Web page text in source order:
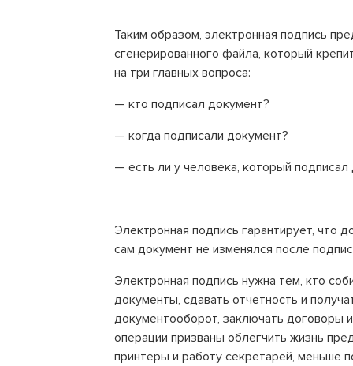
Таким образом, электронная подпись
сгенерированного файла, который
на три главных вопроса:
— кто подписал документ?
— когда подписали документ?
— есть ли у человека, который подписал
Электронная подпись гарантирует, что
сам документ не изменялся после
Электронная подпись нужна тем, кто
документы, сдавать отчетность и
документооборот, заключать договоры
операции призваны облегчить жизнь
принтеры и работу секретарей, меньше